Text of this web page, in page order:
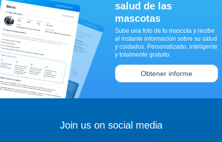
salud de las
mascotas
Sube una foto de tu mascota y recibe
al instante información sobre su salud
y cuidados. Personalizado, inteligente
y totalmente gratuito.
Obtener informe
Join us on social media